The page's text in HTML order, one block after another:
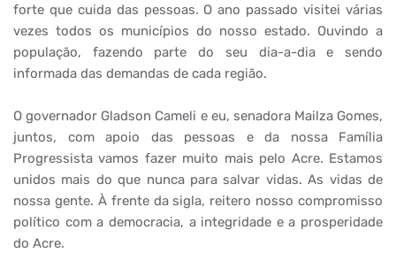
forte que cuida das pessoas. O ano passado visitei várias
vezes todos os municípios do nosso estado. Ouvindo a
população, fazendo parte do seu dia-a-dia e sendo
informada das demandas de cada região.
O governador Gladson Cameli e eu, senadora Mailza Gomes,
juntos, com apoio das pessoas e da nossa Família
Progressista vamos fazer muito mais pelo Acre. Estamos
unidos mais do que nunca para salvar vidas. As vidas de
nossa gente. À frente da sigla, reitero nosso compromisso
político com a democracia, a integridade e a prosperidade
do Acre.